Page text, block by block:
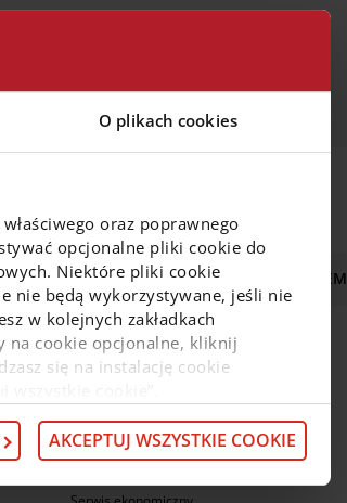
O plikach cookies
oraz poprawnego
opcjonalne pliki cookie do
Niektóre pliki cookie
nie będą wykorzystywane, jeśli nie
w kolejnych zakładkach
na cookie opcjonalne, kliknij
się na instalację cookie
znajdziesz podlinkiem.
AKCEPTUJ WSZYSTKIE COOKIE
ubezpieczenie Zacznij płacić BLIKIEM
Najnowsze informacje
Promocje
Promocje doładowań